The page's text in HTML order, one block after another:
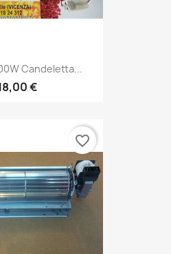
Candeletta...
€
favorite_border